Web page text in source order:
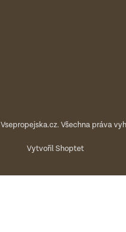
Vytvořil Shoptet
Vsepropejska.cz. Všechna práva